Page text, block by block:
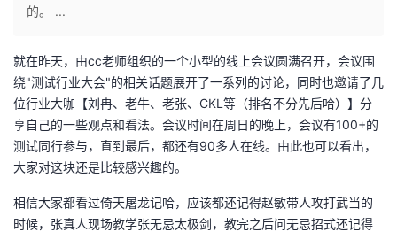
页
开
发
者
我
的
开
发
者
我
的
Programs
我
的
支
的。 ...
就在昨天，由cc老师组织的一个小型的线上会议圆满召开，会议围
绕"测试行业大会"的相关话题展开了一系列的讨论，同时也邀请了几
位行业大咖【刘冉、老牛、老张、CKL等（排名不分先后哈）】分
享自己的一些观点和看法。会议时间在周日的晚上，会议有100+的
测试同行参与，直到最后，都还有90多人在线。由此也可以看出，
大家对这块还是比较感兴趣的。
相信大家都看过倚天屠龙记哈，应该都还记得赵敏带人攻打武当的
时候，张真人现场教学张无忌太极剑，教完之后问无忌招式还记得